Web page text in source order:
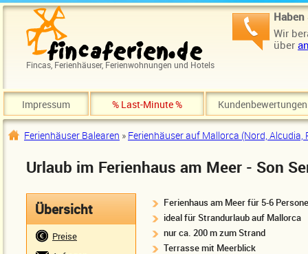
Direkt zum Inhalt
Haben
Wir
über
Fincas, Ferienhäuser, Ferienwohnungen und Hotels
Impressum % Last-Minute % Kundenbewertungen
Sie sind hier
Ferienhäuser Balearen » Ferienhäuser auf Mallorca (Nord, Alcudia,
Urlaub im Ferienhaus am Meer - Son
Übersicht
Preise
Ferienhaus am Meer für 5-6
ideal für Strandurlaub auf Mallorca
nur ca. 200 m zum Strand
Terrasse mit Meerblick